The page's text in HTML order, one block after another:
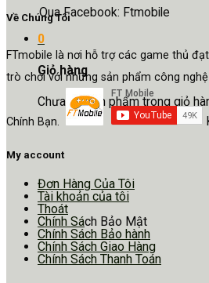
Qua Facebook: Ftmobile
0
Giỏ hàng
Chưa có sản phẩm trong giỏ
Về Chúng Tôi
FTmobile là nơi hỗ trợ các game thủ
trò chơi với những sản phẩm công
Chính Bạn.
My account
Đơn Hàng Của Tôi
Tài khoản của tôi
Thoát
Chính Sách Bảo Mật
Chính Sách Bảo hành
Chính Sách Giao Hàng
Chính Sách Thanh Toán